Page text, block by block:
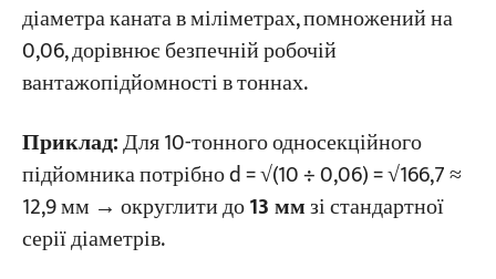
діаметра каната в міліметрах, помножений на
0,06, дорівнює безпечній робочій
вантажопідйомності в тоннах.
Приклад:Для 10-тонного односекційного
підйомника потрібно d = √(10 ÷ 0,06) = √166,7 ≈
12,9 мм → округлити до13 ммзі стандартної
серії діаметрів.